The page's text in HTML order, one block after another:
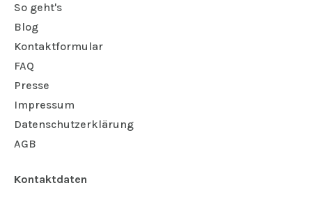
So geht's
Blog
Kontaktformular
FAQ
Presse
Impressum
Datenschutzerklärung
AGB
Kontaktdaten